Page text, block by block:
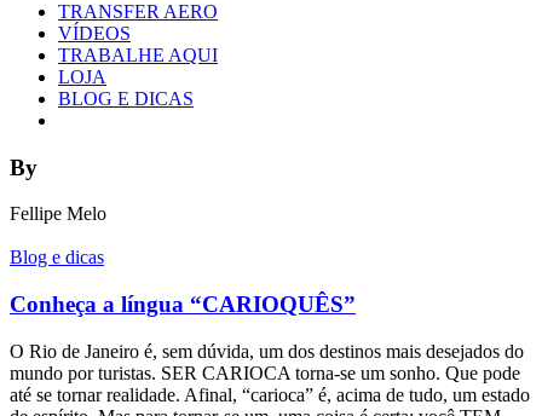
TRANSFER AERO
VÍDEOS
TRABALHE AQUI
LOJA
BLOG E DICAS
By
Fellipe Melo
Blog e dicas
Conheça a língua “CARIOQUÊS”
O Rio de Janeiro é, sem dúvida, um dos destinos mais desejados do
mundo por turistas. SER CARIOCA torna-se um sonho. Que pode
até se tornar realidade. Afinal, “carioca” é, acima de tudo, um estado